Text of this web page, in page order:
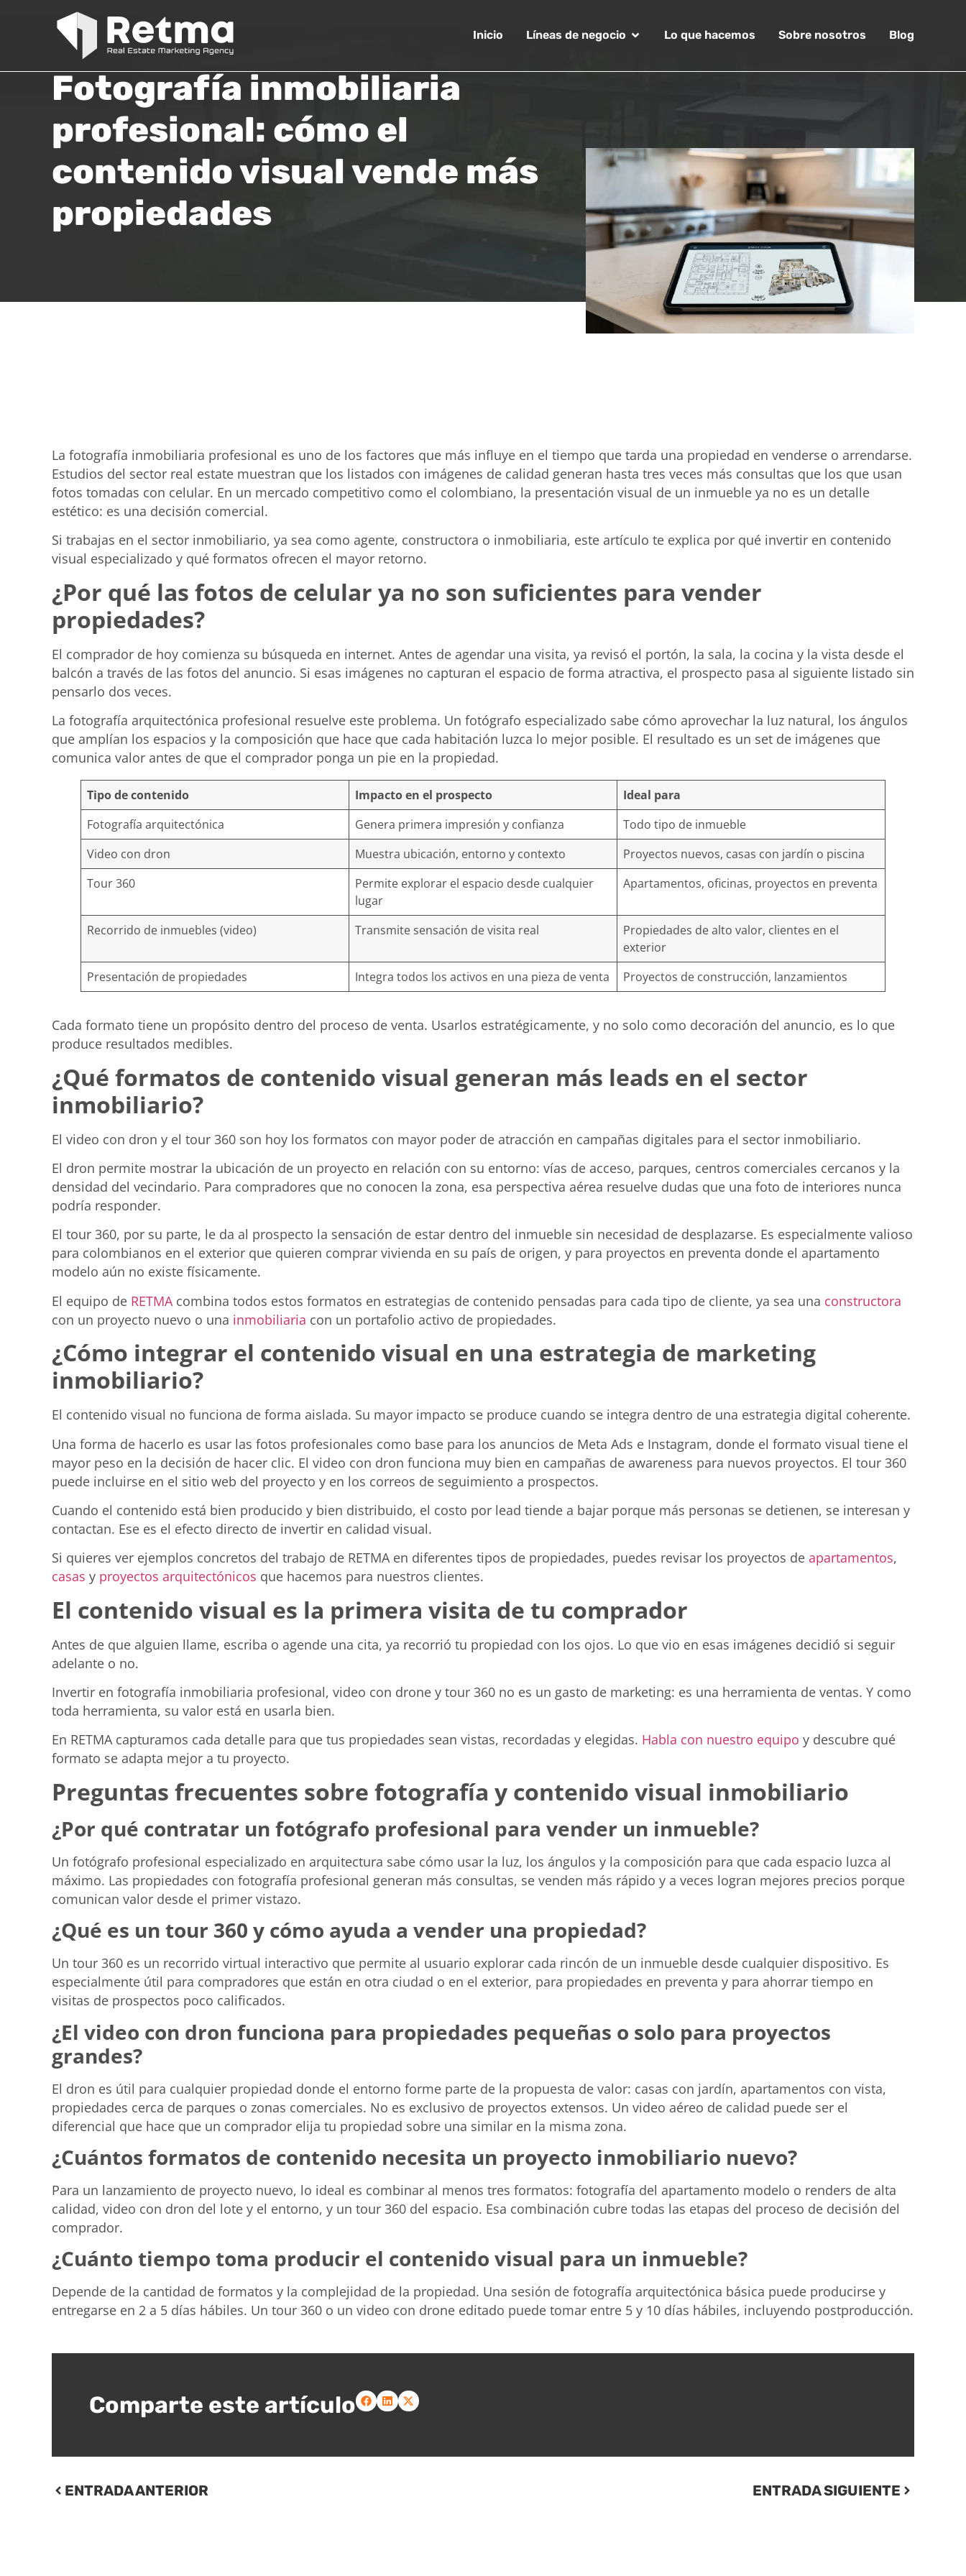
Inicio Líneas de negocio Lo que hacemos Sobre nosotros Blog
Fotografía inmobiliaria
profesional: cómo el
contenido visual vende más
propiedades
La fotografía inmobiliaria profesional es uno de los factores que más influye en el tiempo que tarda una propiedad en venderse o arrendarse.
Estudios del sector real estate muestran que los listados con imágenes de calidad generan hasta tres veces más consultas que los que usan
fotos tomadas con celular. En un mercado competitivo como el colombiano, la presentación visual de un inmueble ya no es un detalle
estético: es una decisión comercial.
Si trabajas en el sector inmobiliario, ya sea como agente, constructora o inmobiliaria, este artículo te explica por qué invertir en contenido
visual especializado y qué formatos ofrecen el mayor retorno.
¿Por qué las fotos de celular ya no son suficientes para vender
propiedades?
El comprador de hoy comienza su búsqueda en internet. Antes de agendar una visita, ya revisó el portón, la sala, la cocina y la vista desde el
balcón a través de las fotos del anuncio. Si esas imágenes no capturan el espacio de forma atractiva, el prospecto pasa al siguiente listado sin
pensarlo dos veces.
La fotografía arquitectónica profesional resuelve este problema. Un fotógrafo especializado sabe cómo aprovechar la luz natural, los ángulos
que amplían los espacios y la composición que hace que cada habitación luzca lo mejor posible. El resultado es un set de imágenes que
comunica valor antes de que el comprador ponga un pie en la propiedad.
Tipo de contenido Impacto en el prospecto
Ideal para
Fotografía arquitectónica
Genera primera impresión y confianza
Todo tipo de inmueble
Video con dron
Muestra ubicación, entorno y contexto
Proyectos nuevos, casas con jardín o piscina
Tour 360
Permite explorar el espacio desde cualquier
lugar
Apartamentos, oficinas, proyectos en preventa
Recorrido de inmuebles (video) Transmite sensación de visita real
Propiedades de alto valor, clientes en el
exterior
Presentación de propiedades
Integra todos los activos en una pieza de venta Proyectos de construcción, lanzamientos
Cada formato tiene un propósito dentro del proceso de venta. Usarlos estratégicamente, y no solo como decoración del anuncio, es lo que
produce resultados medibles.
¿Qué formatos de contenido visual generan más leads en el sector
inmobiliario?
El video con dron y el tour 360 son hoy los formatos con mayor poder de atracción en campañas digitales para el sector inmobiliario.
El dron permite mostrar la ubicación de un proyecto en relación con su entorno: vías de acceso, parques, centros comerciales cercanos y la
densidad del vecindario. Para compradores que no conocen la zona, esa perspectiva aérea resuelve dudas que una foto de interiores nunca
podría responder.
El tour 360, por su parte, le da al prospecto la sensación de estar dentro del inmueble sin necesidad de desplazarse. Es especialmente valioso
para colombianos en el exterior que quieren comprar vivienda en su país de origen, y para proyectos en preventa donde el apartamento
modelo aún no existe físicamente.
El equipo de RETMA combina todos estos formatos en estrategias de contenido pensadas para cada tipo de cliente, ya sea una constructora
con un proyecto nuevo o una inmobiliaria con un portafolio activo de propiedades.
¿Cómo integrar el contenido visual en una estrategia de marketing
inmobiliario?
El contenido visual no funciona de forma aislada. Su mayor impacto se produce cuando se integra dentro de una estrategia digital coherente.
Una forma de hacerlo es usar las fotos profesionales como base para los anuncios de Meta Ads e Instagram, donde el formato visual tiene el
mayor peso en la decisión de hacer clic. El video con dron funciona muy bien en campañas de awareness para nuevos proyectos. El tour 360
puede incluirse en el sitio web del proyecto y en los correos de seguimiento a prospectos.
Cuando el contenido está bien producido y bien distribuido, el costo por lead tiende a bajar porque más personas se detienen, se interesan y
contactan. Ese es el efecto directo de invertir en calidad visual.
Si quieres ver ejemplos concretos del trabajo de RETMA en diferentes tipos de propiedades, puedes revisar los proyectos de apartamentos,
casas y proyectos arquitectónicos que hacemos para nuestros clientes.
El contenido visual es la primera visita de tu comprador
Antes de que alguien llame, escriba o agende una cita, ya recorrió tu propiedad con los ojos. Lo que vio en esas imágenes decidió si seguir
adelante o no.
Invertir en fotografía inmobiliaria profesional, video con drone y tour 360 no es un gasto de marketing: es una herramienta de ventas. Y como
toda herramienta, su valor está en usarla bien.
En RETMA capturamos cada detalle para que tus propiedades sean vistas, recordadas y elegidas. Habla con nuestro equipo y descubre qué
formato se adapta mejor a tu proyecto.
Preguntas frecuentes sobre fotografía y contenido visual inmobiliario
¿Por qué contratar un fotógrafo profesional para vender un inmueble?
Un fotógrafo profesional especializado en arquitectura sabe cómo usar la luz, los ángulos y la composición para que cada espacio luzca al
máximo. Las propiedades con fotografía profesional generan más consultas, se venden más rápido y a veces logran mejores precios porque
comunican valor desde el primer vistazo.
¿Qué es un tour 360 y cómo ayuda a vender una propiedad?
Un tour 360 es un recorrido virtual interactivo que permite al usuario explorar cada rincón de un inmueble desde cualquier dispositivo. Es
especialmente útil para compradores que están en otra ciudad o en el exterior, para propiedades en preventa y para ahorrar tiempo en
visitas de prospectos poco calificados.
¿El video con dron funciona para propiedades pequeñas o solo para proyectos
grandes?
El dron es útil para cualquier propiedad donde el entorno forme parte de la propuesta de valor: casas con jardín, apartamentos con vista,
propiedades cerca de parques o zonas comerciales. No es exclusivo de proyectos extensos. Un video aéreo de calidad puede ser el
diferencial que hace que un comprador elija tu propiedad sobre una similar en la misma zona.
¿Cuántos formatos de contenido necesita un proyecto inmobiliario nuevo?
Para un lanzamiento de proyecto nuevo, lo ideal es combinar al menos tres formatos: fotografía del apartamento modelo o renders de alta
calidad, video con dron del lote y el entorno, y un tour 360 del espacio. Esa combinación cubre todas las etapas del proceso de decisión del
comprador.
¿Cuánto tiempo toma producir el contenido visual para un inmueble?
Depende de la cantidad de formatos y la complejidad de la propiedad. Una sesión de fotografía arquitectónica básica puede producirse y
entregarse en 2 a 5 días hábiles. Un tour 360 o un video con drone editado puede tomar entre 5 y 10 días hábiles, incluyendo postproducción.
Comparte este artículo
ENTRADA ANTERIOR ENTRADA SIGUIENTE